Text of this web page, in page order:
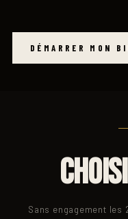
DÉMARRER MON
Sans engagement